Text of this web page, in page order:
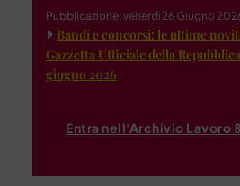
Pubblicazione: venerdì 26 Giugno
Bandi e concorsi: le ultime
Gazzetta Ufficiale della
giugno 2026
Entra nell'Archivio Lavoro